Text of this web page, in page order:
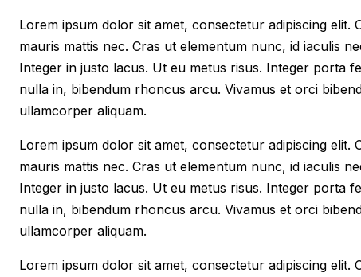
Lorem ipsum dolor sit amet, consectetur adipiscing
mauris mattis nec. Cras ut elementum nunc, id iaculis
Integer in justo lacus. Ut eu metus risus. Integer porta
nulla in, bibendum rhoncus arcu. Vivamus et orci
ullamcorper aliquam.
Lorem ipsum dolor sit amet, consectetur adipiscing
mauris mattis nec. Cras ut elementum nunc, id iaculis
Integer in justo lacus. Ut eu metus risus. Integer porta
nulla in, bibendum rhoncus arcu. Vivamus et orci
ullamcorper aliquam.
Lorem ipsum dolor sit amet, consectetur adipiscing